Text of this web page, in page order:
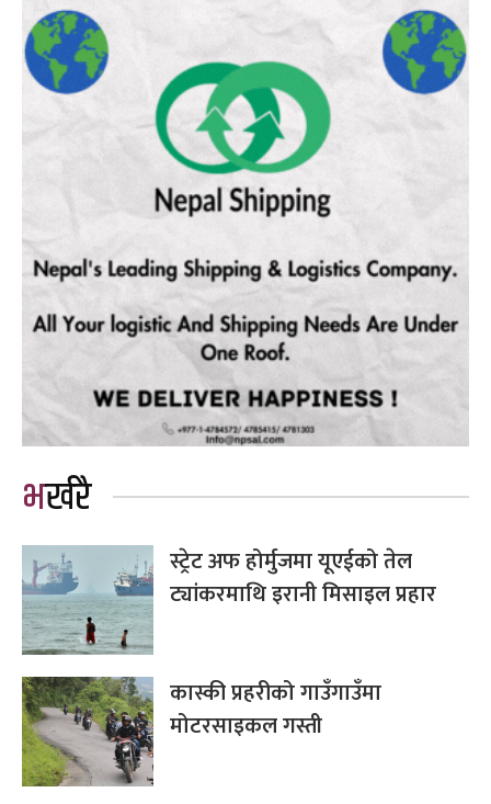
भर्खरै
स्ट्रेट अफ होर्मुजमा यूएईको तेल
ट्यांकरमाथि इरानी मिसाइल प्रहार
कास्की प्रहरीको गाउँगाउँमा
मोटरसाइकल गस्ती